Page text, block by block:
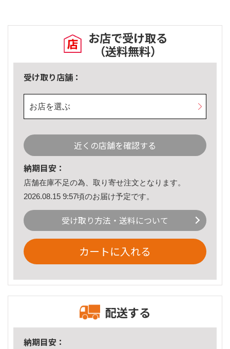
お店で受け取る
（送料無料）
受け取り店舗：
お店を選ぶ
近くの店舗を確認する
納期目安：
店舗在庫不足の為、取り寄せ注文となります。
2026.08.15 9:57頃のお届け予定です。
受け取り方法・送料について
カートに入れる
配送する
納期目安：